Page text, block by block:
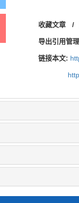
收藏文章 /
导出引用管
链接本文: